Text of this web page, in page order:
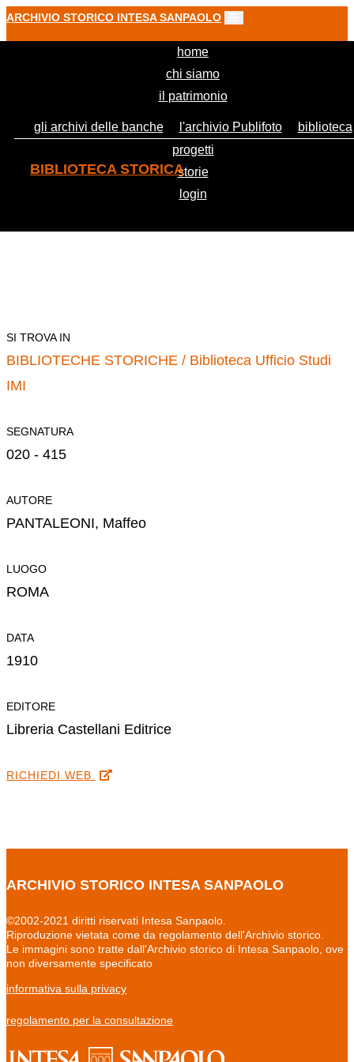
ARCHIVIO STORICO INTESA SANPAOLO
home(current)
chi siamo
il patrimonio
gli archivi delle banche l'archivio Publifoto
biblioteca
progetti
storie
login
BIBLIOTECA STORICA
SI TROVA IN
BIBLIOTECHE STORICHE / Biblioteca Ufficio Studi
IMI
SEGNATURA
020 - 415
AUTORE
PANTALEONI, Maffeo
LUOGO
ROMA
DATA
1910
EDITORE
Libreria Castellani Editrice
RICHIEDI WEB
ARCHIVIO STORICO INTESA SANPAOLO
©2002-2021 diritti riservati Intesa Sanpaolo.
Riproduzione vietata come da regolamento dell'Archivio storico.
Le immagini sono tratte dall'Archivio storico di Intesa Sanpaolo, ove
non diversamente specificato
informativa sulla privacy
regolamento per la consultazione